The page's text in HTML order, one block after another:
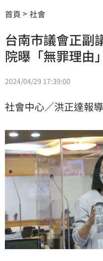
首頁 社會
台南市議會正
院曝「無罪理由
2024/04/29 17:39:00
社會中心／洪正達報導